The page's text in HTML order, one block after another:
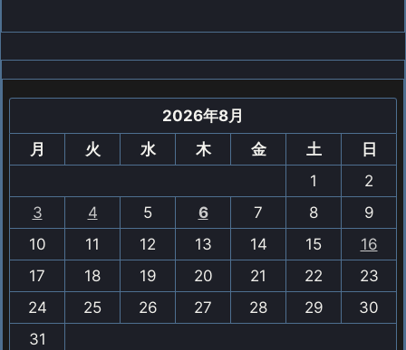
2026年8月
月
火 水 木 金 土
日
1
2
3
4 5 6 7 8
9
10
11 12 13 14 15
16
17
18 19 20 21 22
23
24
25 26 27 28 29
30
31